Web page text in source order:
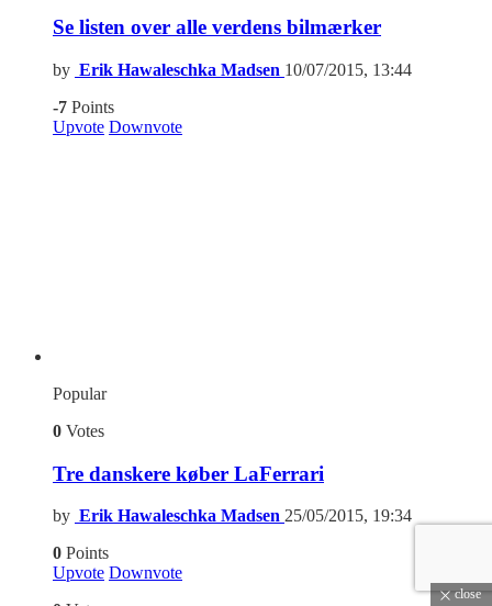
Se listen over alle verdens bilmærker
by Erik Hawaleschka Madsen 10/07/2015, 13:44
-7 Points
Upvote Downvote
Popular
0 Votes
Tre danskere køber LaFerrari
by Erik Hawaleschka Madsen 25/05/2015, 19:34
0 Points
Upvote Downvote
close